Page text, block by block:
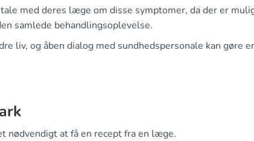
med deres læge om disse symptomer, da der er
samlede behandlingsoplevelse.
liv, og åben dialog med sundhedspersonale kan gøre
nødvendigt at få en recept fra en læge.